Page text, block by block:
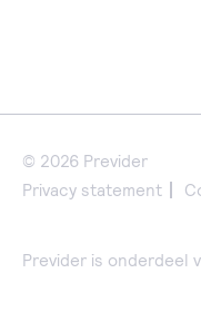
© 2026 Previder
Privacy statement
Previder is onderdeel